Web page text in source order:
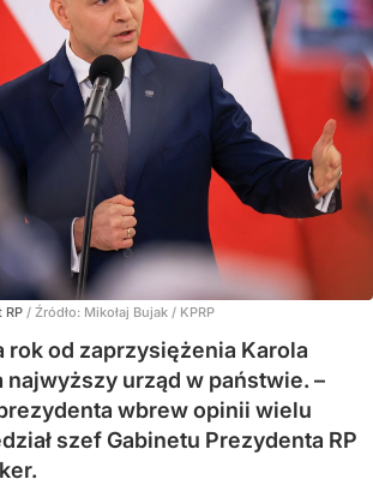
RP / Źródło: Mikołaj Bujak / KPRP
rok od zaprzysiężenia Karola
najwyższy urząd w państwie. –
wbrew opinii wielu
szef Gabinetu Prezydenta RP